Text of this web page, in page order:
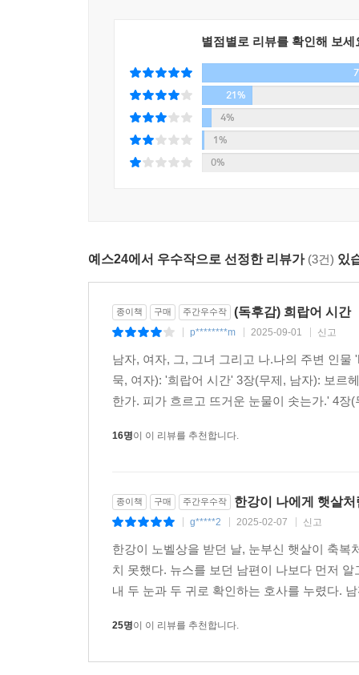
비슷한 의미에서, 윌리 로니스는 이렇게 말하기도
보통 나는 일어나는 것은 아무것도 바꾸지 않는
때론 고통이기도 하다. 일어나지 않은 것을, 혹은
_윌리 로니스, 『그날들』
이렇게 오롯이 사물 그 자체(혹은 존재하는 그
시간이란 무엇인가요? 지금 내 앞에 있는 당신을
지금 이 순간으로 돌아옵니다. (……) 사진은 동
마법이지요. _필립 퍼키스, 『필립 퍼키스와의 대
수 있는 그 맥락은 보다 완전한 것이 된다.
그러한 맥락은 시간 속에서 그 사진을 대신하
서술된 시간은 그것이 사회적 기억과 사회적 행
하는 기억의 과정을 존중해야 할 필요가 있다.
사진을 현상하고 인화하는 암실에서 가장 중요
새어들어가게 되면 사진은 하얗게 바래어지고,
빛과 어둠과 시간이 만들어낸 예술. 그것이 사진
명암으로만 완성되는 한 장의 흑백사진이다. “오
지구상에 존재하는 가장 오래되고 단단한 문자
정신적으로 집중하게 된다. 사진은 세계에 대한
별점별로 리뷰를 확인해 보세
21%
4%
1%
예스24에서 우수작으로 선정한 리뷰가(3건)있
종이책 구매 주간우수작 (독후감) 희랍어 시간
| p********m 2025-09-01 | 신고
남자, 여자, 그, 그녀 그리고 나.나의 주변 인
묵, 여자): '희랍어 시간' 3장(무제, 남자): 보르
종이책 구매 주간우수작 한강이 나에게 햇살
g*****2 2025-02-07 | 신고
한강이 노벨상을 받던 날, 눈부신 햇살이 축
치 못했다. 뉴스를 보던 남편이 나보다 먼저